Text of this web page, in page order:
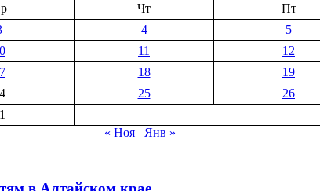
Чт Пт
4 5
11 12
18 19
25 26
« Ноя
Янв »